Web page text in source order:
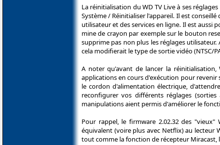
La réinitialisation du WD TV Live à ses
Système / Réinitialiser l'appareil. Il est
utilisateur et des services en ligne. Il est aussi
mine de crayon par exemple sur le bouton
supprime pas non plus les réglages
cela modifierait le type de sortie vidéo (NTSC/
A noter qu'avant de lancer la
applications en cours d'exécution pour revenir
le cordon d'alimentation électrique,
reconfigurer vos différents réglages
manipulations aient permis d'améliorer le
Pour rappel, le firmware 2.02.32 des
équivalent (voire plus avec Netflix) au lecteur
tout comme la fonction de récepteur